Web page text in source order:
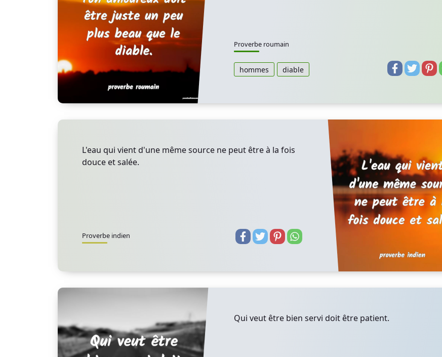
Proverbe roumain
hommes diable
L'eau qui vient d'une même source ne peut être à la fois
douce et salée.
Proverbe indien
Qui veut être bien servi doit être patient.